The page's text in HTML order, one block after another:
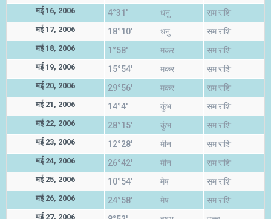
मई 16, 2006 4°31' धनु सम राशि
मई 17, 2006 18°10' धनु सम राशि
मई 18, 2006 1°58' मकर सम राशि
मई 19, 2006 15°54' मकर सम राशि
मई 20, 2006 29°56' मकर सम राशि
मई 21, 2006 14°4' कुंभ सम राशि
मई 22, 2006 28°15' कुंभ सम राशि
मई 23, 2006 12°28' मीन सम राशि
मई 24, 2006 26°42' मीन सम राशि
मई 25, 2006 10°54' मेष सम राशि
मई 26, 2006 24°58' मेष सम राशि
मई 27, 2006